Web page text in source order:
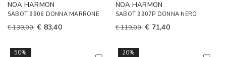
NOA HARMON
SABOT 9906 DONNA MARRONE
€ 139,00 € 83,40
NOA HARMON
SABOT 9907P DONNA NERO
€ 119,00 € 71,40
50% 20%